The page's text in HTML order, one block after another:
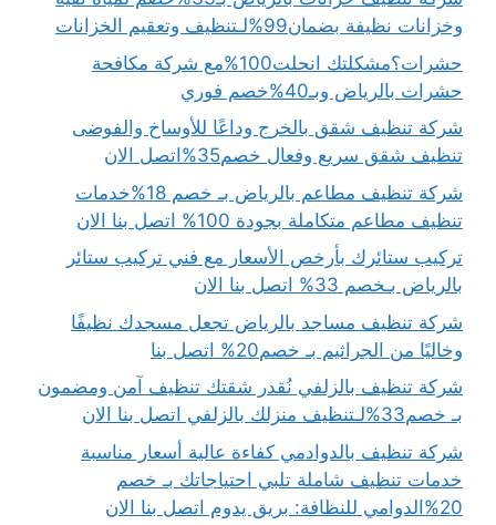
وخزانات نظيفة بضمان99%لـتنظيف وتعقيم الخزانات
حشرات؟مشكلتك انحلت100%مع شركة مكافحة
حشرات بالرياض وبـ40%خصم فوري
شركة تنظيف شقق بالخرج وداعًا للأوساخ والفوضى
تنظيف شقق سريع وفعال خصم35%اتصل الان
شركة تنظيف مطاعم بالرياض بـ خصم 18%خدمات
تنظيف مطاعم متكاملة بجودة 100% اتصل بنا الان
تركيب ستائرك بأرخص الأسعار مع فني تركيب ستائر
بالرياض بـخصم 33% اتصل بنا الان
شركة تنظيف مساجد بالرياض تجعل مسجدك نظيفًا
وخاليًا من الجراثيم بـ خصم20% اتصل بنا
شركة تنظيف بالزلفي نُقدر شقتك تنظيف آمن ومضمون
بـ خصم33%لـتنظيف منزلك بالزلفي اتصل بنا الان
شركة تنظيف بالدوادمي كفاءة عالية أسعار مناسبة
خدمات تنظيف شاملة تلبي احتياجاتك بـ خصم
20%الدوامي للنظافة: بريق يدوم اتصل بنا الان